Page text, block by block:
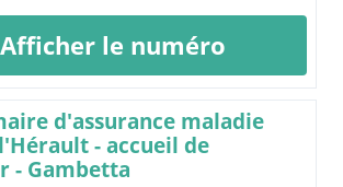
Afficher le numéro
d'assurance maladie
- accueil de
- Gambetta